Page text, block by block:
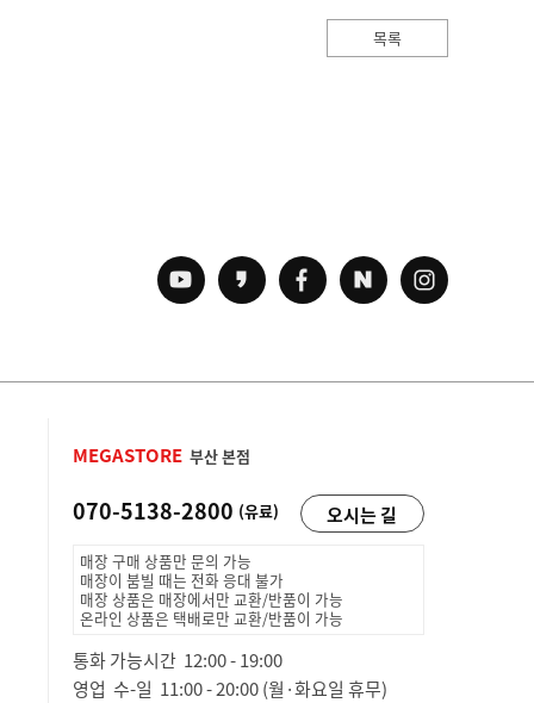
목록
MEGASTORE 부산 본점
070-5138-2800 (유료) 오시는 길
매장 구매 상품만 문의 가능
매장이 붐빌 때는 전화 응대 불가
매장 상품은 매장에서만 교환/반품이 가능
온라인 상품은 택배로만 교환/반품이 가능
통화 가능시간 12:00 - 19:00
영업 수-일 11:00 - 20:00 (월·화요일 휴무)